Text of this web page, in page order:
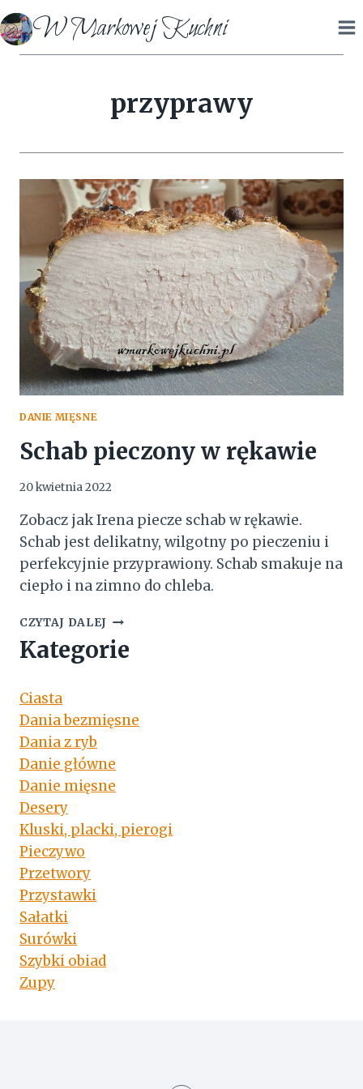
Przejdź
do
treści
W Markowej Kuchni
przyprawy
DANIE MIĘSNE
Schab pieczony w rękawie
20 kwietnia 2022
Zobacz jak Irena piecze schab w rękawie.
Schab jest delikatny, wilgotny po pieczeniu i
perfekcyjnie przyprawiony. Schab smakuje na
ciepło i na zimno do chleba.
CZYTAJ DALEJ SCHAB
W
Kategorie
Ciasta
Dania bezmięsne
Dania z ryb
Danie główne
Danie mięsne
Desery
Kluski, placki, pierogi
Pieczywo
Przetwory
Przystawki
Sałatki
Surówki
Szybki obiad
Zupy